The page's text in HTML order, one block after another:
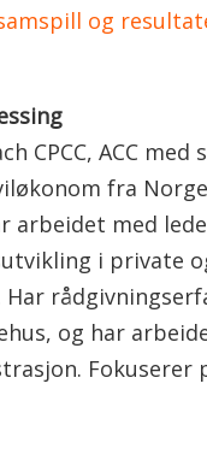
og
CPCC, ACC
fra
arbeidet med
i private
Har
og har
Fokuserer